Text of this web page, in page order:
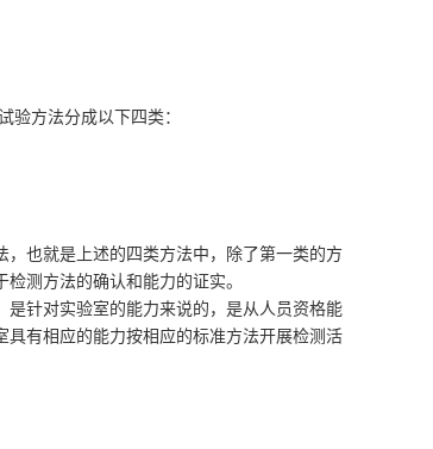
验方法分成以下四类：
也就是上述的四类方法中，除了第一类的方
测方法的确认和能力的证实。
针对实验室的能力来说的，是从人员资格能
有相应的能力按相应的标准方法开展检测活